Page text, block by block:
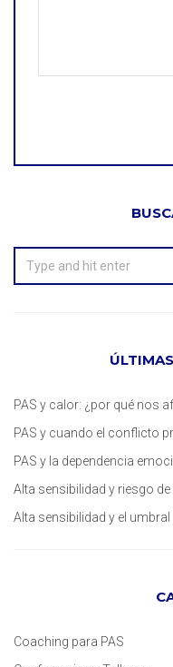
PAS y calor: ¿por qué nos
PAS y cuando el conflicto
PAS y la dependencia
Alta sensibilidad y riesgo
Alta sensibilidad y el umbral
Coaching para PAS